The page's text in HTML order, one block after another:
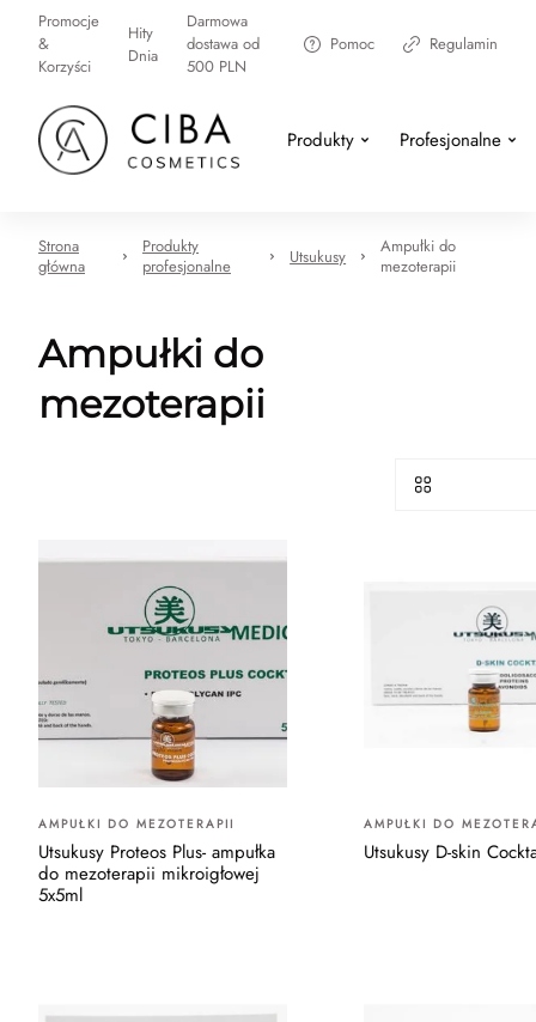
Promocje
&
Korzyści
Hity
Dnia
Darmowa
dostawa od
500 PLN
Pomoc Regulamin
Produkty Profesjonalne
Strona
główna
Produkty
profesjonalne
Utsukusy
Ampułki do
mezoterapii
Ampułki do
mezoterapii
AMPUŁKI DO MEZOTERAPII
Utsukusy Proteos Plus- ampułka
do mezoterapii mikroigłowej
5x5ml
AMPUŁKI DO
Utsukusy D-skin